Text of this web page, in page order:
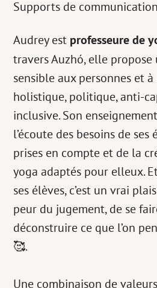
Supports de communication
Audrey est professeure de
travers Auzhó, elle
sensible aux personnes et
holistique, politique, anti-
inclusive. Son
l’écoute des besoins de ses
prises en compte et de la
yoga adaptés pour elleux.
ses élèves, c’est un vrai
peur du jugement, de se
déconstruire ce que l’on
🥰.
Une combinaison de